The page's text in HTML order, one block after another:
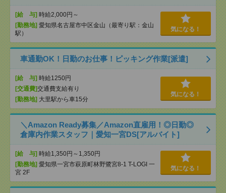
[給 与] 時給2,000円～
[勤務地] 愛知県名古屋市中区金山（最寄り駅：金山
駅）
気になる！
車通勤OK！日勤のお仕事！ピッキング作業[派遣]
[給 与] 時給1250円
[交通費]交通費支給有り
[勤務地] 大里駅から車15分
気になる！
＼Amazon Ready募集／Amazon直雇用！◎日勤◎
倉庫内作業スタッフ｜愛知一宮DS[アルバイト]
[給 与] 時給1,350円～1,350円
[勤務地] 愛知県一宮市萩原町林野鷺宮8-1 T-LOGI 一
宮 2F
気になる！